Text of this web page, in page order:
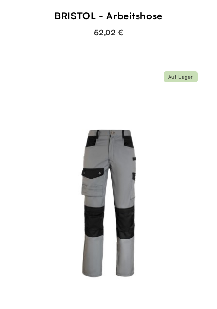
BRISTOL - Arbeitshose
52,02 €
Auf Lager